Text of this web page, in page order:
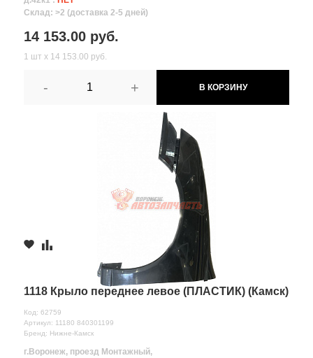
Склад: >2 (доставка 2-5 дней)
14 153.00 руб.
1 шт х 14 153.00 руб.
- + В КОРЗИНУ
1118 Крыло переднее левое (ПЛАСТИК) (Камск)
Код: 62759
Артикул: 11180 840301199
Бренд: Нижне-Камск
г.Воронеж, проезд Монтажный,